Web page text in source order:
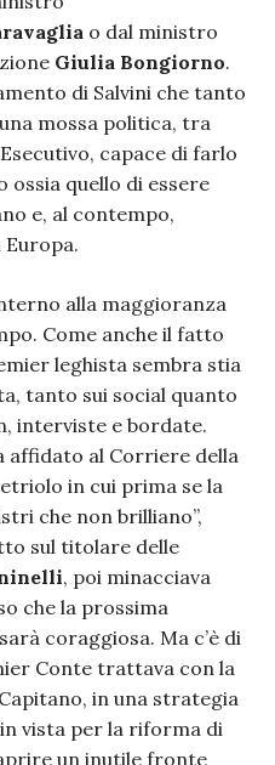
o dal ministro
Giulia Bongiorno.
di Salvini che tanto
mossa politica, tra
capace di farlo
ossia quello di essere
e, al contempo,
alla maggioranza
Come anche il fatto
leghista sembra stia
tanto sui social quanto
interviste e bordate.
affidato al Corriere della
in cui prima se la
che non brilliano”,
sul titolare delle
, poi minacciava
che la prossima
coraggiosa. Ma c’è di
Conte trattava con la
in una strategia
vista per la riforma di
un inutile fronte